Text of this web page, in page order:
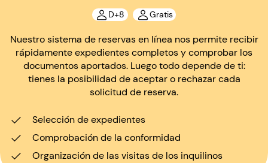
D+8 Gratis
Nuestro sistema de reservas en línea nos permite recibir
rápidamente expedientes completos y comprobar los
documentos aportados. Luego todo depende de ti:
tienes la posibilidad de aceptar o rechazar cada
solicitud de reserva.
Selección de expedientes
Comprobación de la conformidad
Organización de las visitas de los inquilinos